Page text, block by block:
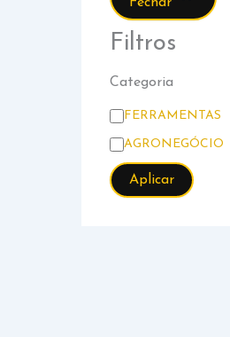
Fechar
Filtros
Categoria
Categoria
FERRAMENTAS
AGRONEGÓCIO
Aplicar